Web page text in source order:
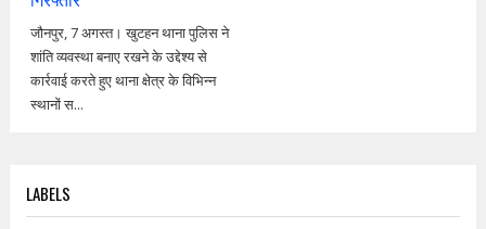
जौनपुर, 7 अगस्त। खुटहन थाना पुलिस ने
शांति व्यवस्था बनाए रखने के उद्देश्य से
कार्रवाई करते हुए थाना क्षेत्र के विभिन्न
स्थानों स...
LABELS